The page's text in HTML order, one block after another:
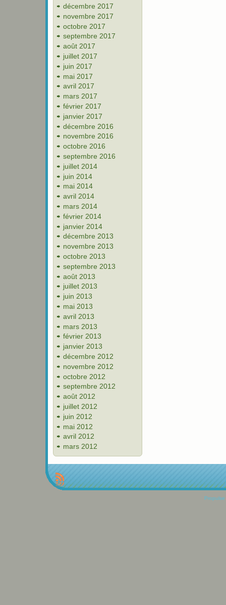
décembre 2017
novembre 2017
octobre 2017
septembre 2017
août 2017
juillet 2017
juin 2017
mai 2017
avril 2017
mars 2017
février 2017
janvier 2017
décembre 2016
novembre 2016
octobre 2016
septembre 2016
juillet 2014
juin 2014
mai 2014
avril 2014
mars 2014
février 2014
janvier 2014
décembre 2013
novembre 2013
octobre 2013
septembre 2013
août 2013
juillet 2013
juin 2013
mai 2013
avril 2013
mars 2013
février 2013
janvier 2013
décembre 2012
novembre 2012
octobre 2012
septembre 2012
août 2012
juillet 2012
juin 2012
mai 2012
avril 2012
mars 2012